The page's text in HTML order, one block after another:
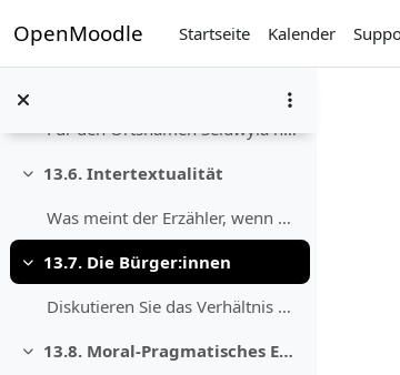
OpenMoodle Startseite Kalender
Einklappen
13.5. Die Motive der Ökonomie
Für den Ortsnamen Seldwyla haben Sie bereits eine ...
Einklappen
13.6. Intertextualität
Was meint der Erzähler, wenn er von einer „Eulensp...
Einklappen
13.7. Die Bürger:innen
Diskutieren Sie das Verhältnis von Wenzel zu den B...
Einklappen
13.8. Moral-Pragmatisches Erzählen